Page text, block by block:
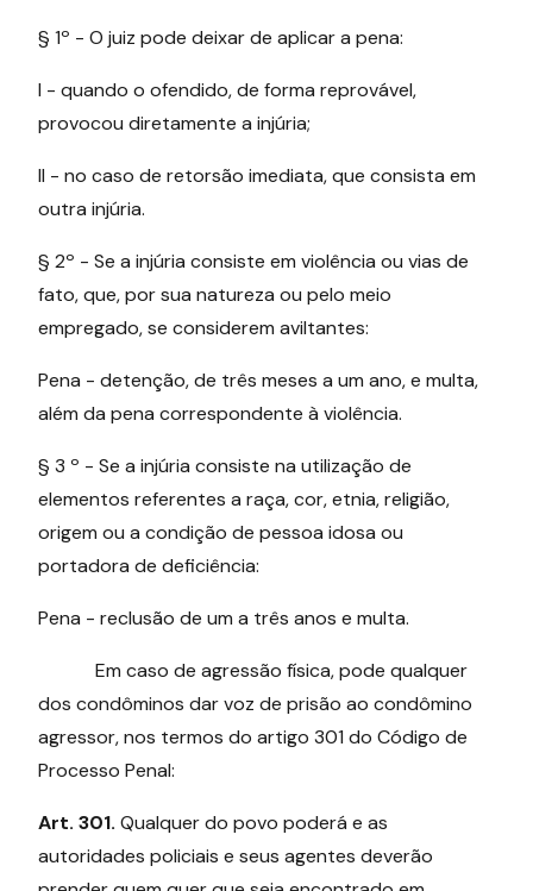
§ 1º - O juiz pode deixar de aplicar a pena:
I - quando o ofendido, de forma reprovável,
provocou diretamente a injúria;
II - no caso de retorsão imediata, que consista em
outra injúria.
§ 2º - Se a injúria consiste em violência ou vias de
fato, que, por sua natureza ou pelo meio
empregado, se considerem aviltantes:
Pena - detenção, de três meses a um ano, e multa,
além da pena correspondente à violência.
§ 3 º - Se a injúria consiste na utilização de
elementos referentes a raça, cor, etnia, religião,
origem ou a condição de pessoa idosa ou
portadora de deficiência:
Pena - reclusão de um a três anos e multa.
Em caso de agressão física, pode qualquer
dos condôminos dar voz de prisão ao condômino
agressor, nos termos do artigo 301 do Código de
Processo Penal:
Art. 301. Qualquer do povo poderá e as
autoridades policiais e seus agentes deverão